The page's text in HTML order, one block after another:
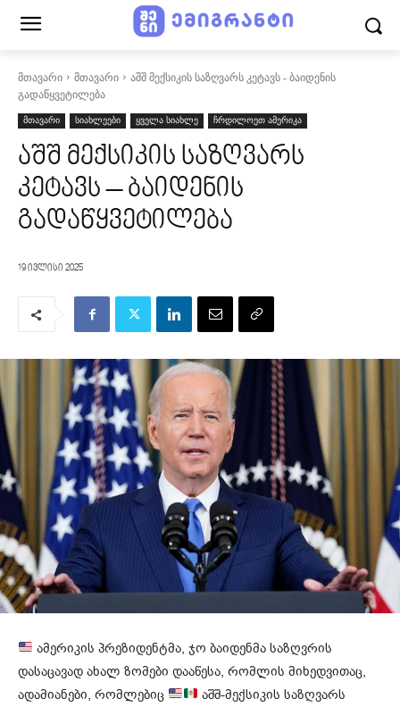
მთავარი მთავარი
აშშ მექსიკის საზღვარს კეტავს - ბაიდენის
გადაწყვეტილება
მთავარი სიახლეები ყველა სიახლე ჩრდილოეთ ამერიკა
აშშ მექსიკის საზღვარს
კეტავს – ბაიდენის
გადაწყვეტილება
19 ივლისი 2025
ამერიკის პრეზიდენტმა, ჯო ბაიდენმა საზღვრის
დასაცავად ახალ ზომები დააწესა, რომლის მიხედვითაც,
ადამიანები, რომლებიც
აშშ-მექსიკის საზღვარს